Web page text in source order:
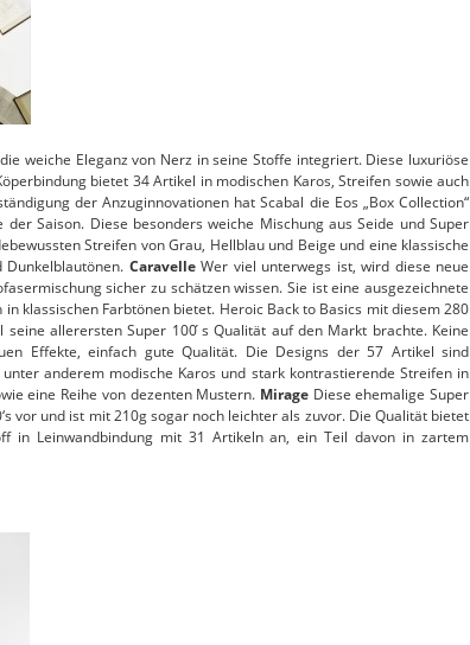
weiche Eleganz von Nerz in seine Stoffe integriert. Diese luxuriöse
bietet 34 Artikel in modischen Karos, Streifen sowie auch
der Anzuginnovationen hat Scabal die Eos „Box Collection“
der Saison. Diese besonders weiche Mischung aus Seide und Super
Streifen von Grau, Hellblau und Beige und eine klassische
CaravelleWer viel unterwegs ist, wird diese neue
sicher zu schätzen wissen. Sie ist eine ausgezeichnete
klassischen Farbtönen bietet. Heroic Back to Basics mit diesem 280
seine allerersten Super 100 ́s Qualität auf den Markt brachte. Keine
Effekte, einfach gute Qualität. Die Designs der 57 Artikel sind
anderem modische Karos und stark kontrastierende Streifen in
eine Reihe von dezenten Mustern. MirageDiese ehemalige Super
vor und ist mit 210g sogar noch leichter als zuvor. Die Qualität bietet
in Leinwandbindung mit 31 Artikeln an, ein Teil davon in zartem